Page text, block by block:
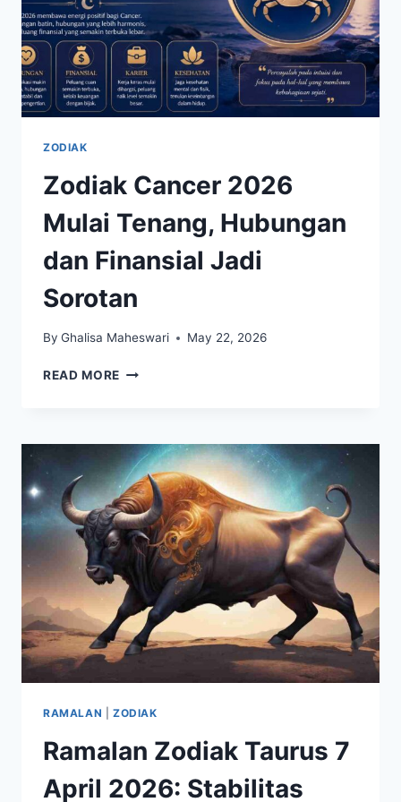
ZODIAK
Zodiak Cancer 2026
Mulai Tenang, Hubungan
dan Finansial Jadi
Sorotan
By Ghalisa Maheswari May 22, 2026
READ MORE ZODIAK
TENANG,
HUBUNGAN
DAN
FINANSIAL
JADI
SOROTAN
RAMALAN ZODIAK
Ramalan Zodiak Taurus 7
April 2026: Stabilitas